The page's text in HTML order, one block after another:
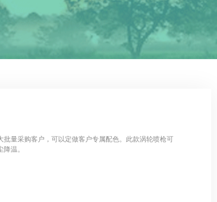
量采购客户，可以定做客户专属配色。此款涡轮喷枪可
温。